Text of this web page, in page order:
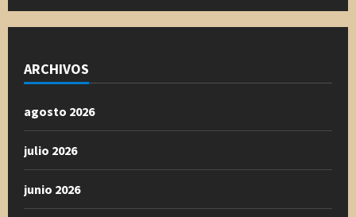
ARCHIVOS
agosto 2026
julio 2026
junio 2026